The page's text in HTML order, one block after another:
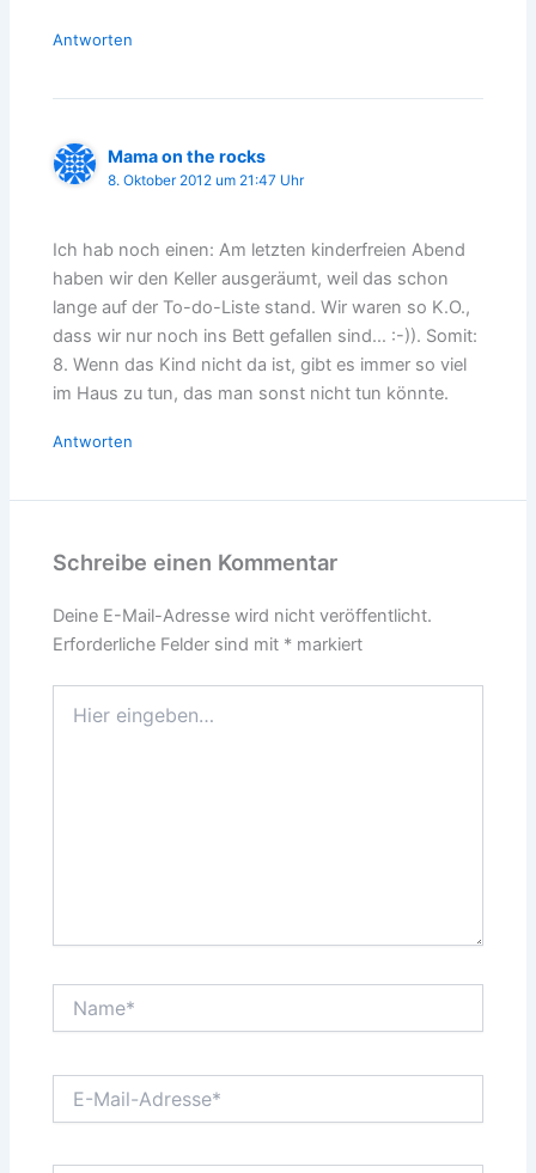
Antworten
Mama on the rocks
8. Oktober 2012 um 21:47 Uhr
Ich hab noch einen: Am letzten kinderfreien Abend
haben wir den Keller ausgeräumt, weil das schon
lange auf der To-do-Liste stand. Wir waren so K.O.,
dass wir nur noch ins Bett gefallen sind… :-)). Somit:
8. Wenn das Kind nicht da ist, gibt es immer so viel
im Haus zu tun, das man sonst nicht tun könnte.
Antworten
Schreibe einen Kommentar
Deine E-Mail-Adresse wird nicht veröffentlicht.
Erforderliche Felder sind mit * markiert
eingeben…
Mail-